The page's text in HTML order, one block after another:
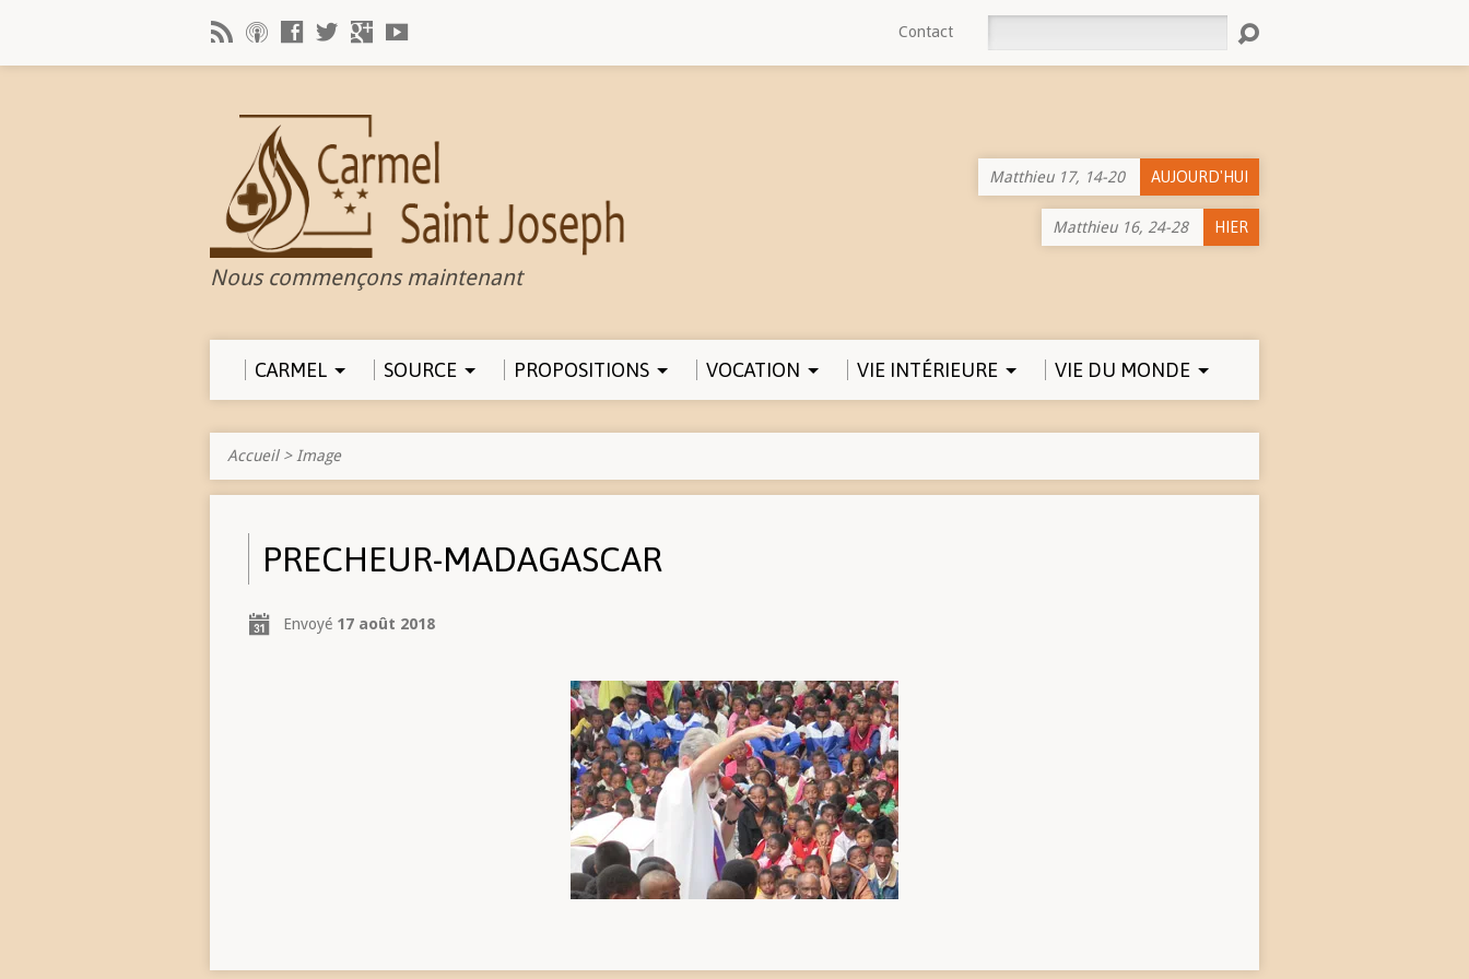
Contact
Nous commençons maintenant
Matthieu 17, 14-20 AUJOURD'HUI
Matthieu 16, 24-28 HIER
CARMEL SOURCE PROPOSITIONS VOCATION VIE INTÉRIEURE VIE DU MONDE
Accueil> Image
PRECHEUR-MADAGASCAR
Envoyé 17 août 2018